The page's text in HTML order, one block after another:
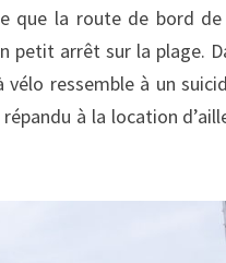
que la route de bord
petit arrêt sur la plage.
ressemble à un
à la location